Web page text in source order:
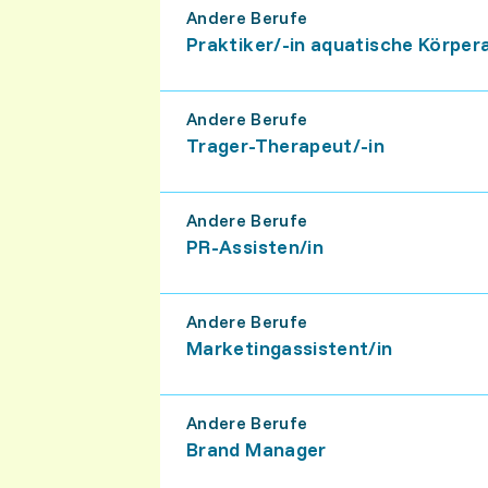
Andere Berufe
Praktiker/-in aquatische
Andere Berufe
Trager-Therapeut/-in
Andere Berufe
PR-Assisten/​in
Andere Berufe
Marketingassistent/​in
Andere Berufe
Brand Manager